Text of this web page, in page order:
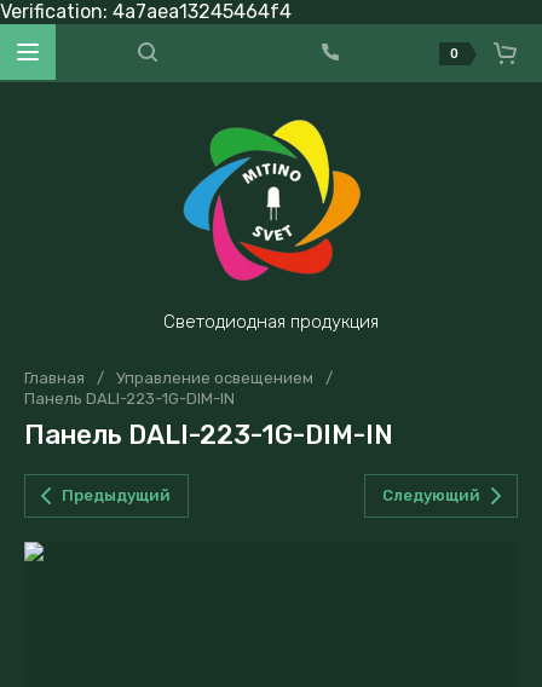
Verification: 4a7aea13245464f4
Светодиодная продукция
0
Главная / Управление освещением
/
Панель DALI-223-1G-DIM-IN
Панель DALI-223-1G-DIM-IN
Предыдущий Следующий